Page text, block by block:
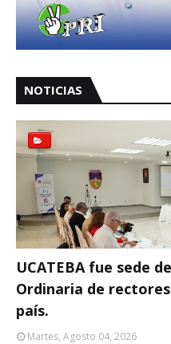
NOTICIAS
UCATEBA fue sede
Ordinaria de
país.
Martes, Agosto 04, 2026